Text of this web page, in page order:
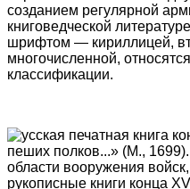
созданием регулярной
книговедческой
шрифтом — кириллицей,
многочисленной,
классификации.
усская печатная книга
пеших полков...» (М.,
области вооружения
рукописные книги конца